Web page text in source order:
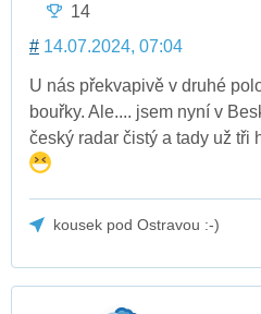
14
# 14.07.2024, 07:04
U nás překvapivě v druhé
bouřky. Ale.... jsem nyní v
český radar čistý a tady už tři
kousek pod Ostravou :-)